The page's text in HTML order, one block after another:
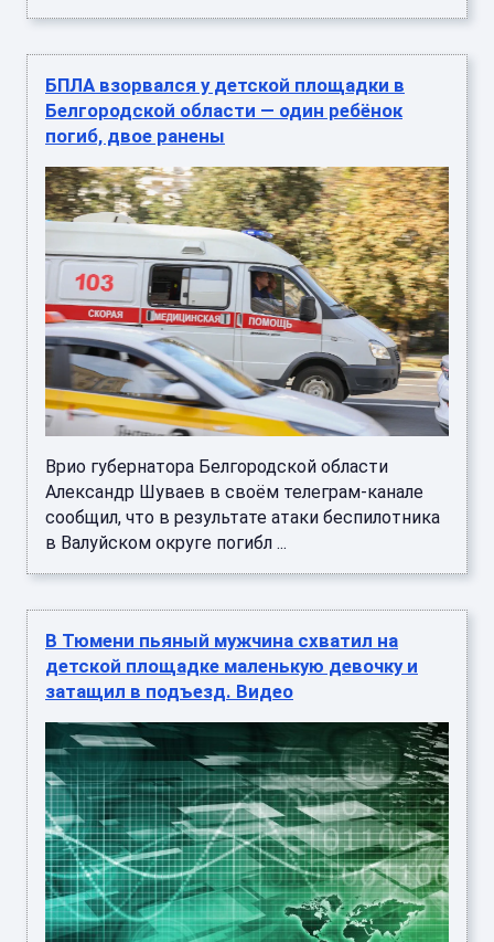
БПЛА взорвался у детской площадки в
Белгородской области — один ребёнок
погиб, двое ранены
Врио губернатора Белгородской области
Александр Шуваев в своём телеграм-канале
сообщил, что в результате атаки беспилотника
в Валуйском округе погибл ...
В Тюмени пьяный мужчина схватил на
детской площадке маленькую девочку и
затащил в подъезд. Видео